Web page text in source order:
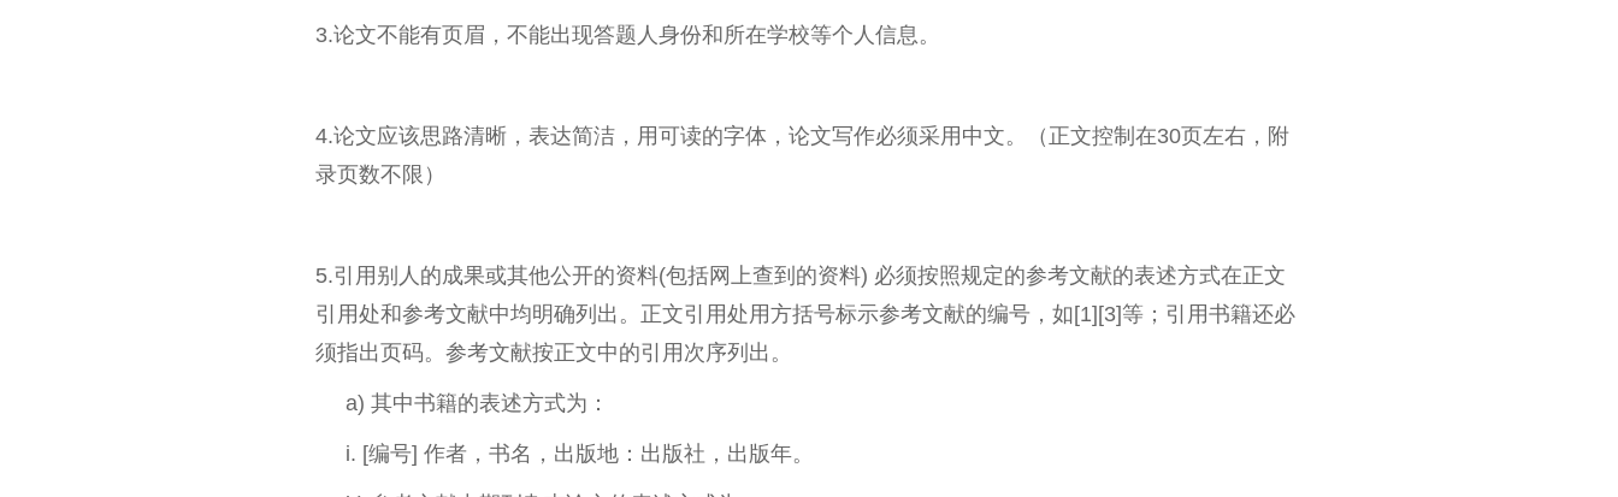
3.论文不能有页眉，不能出现答题人身份和所在学校等个人信息。
4.论文应该思路清晰，表达简洁，用可读的字体，论文写作必须采用中文。（正文控制在30页左右，附
录页数不限）
5.引用别人的成果或其他公开的资料(包括网上查到的资料) 必须按照规定的参考文献的表述方式在正文
引用处和参考文献中均明确列出。正文引用处用方括号标示参考文献的编号，如[1][3]等；引用书籍还必
须指出页码。参考文献按正文中的引用次序列出。
a) 其中书籍的表述方式为：
i. [编号] 作者，书名，出版地：出版社，出版年。